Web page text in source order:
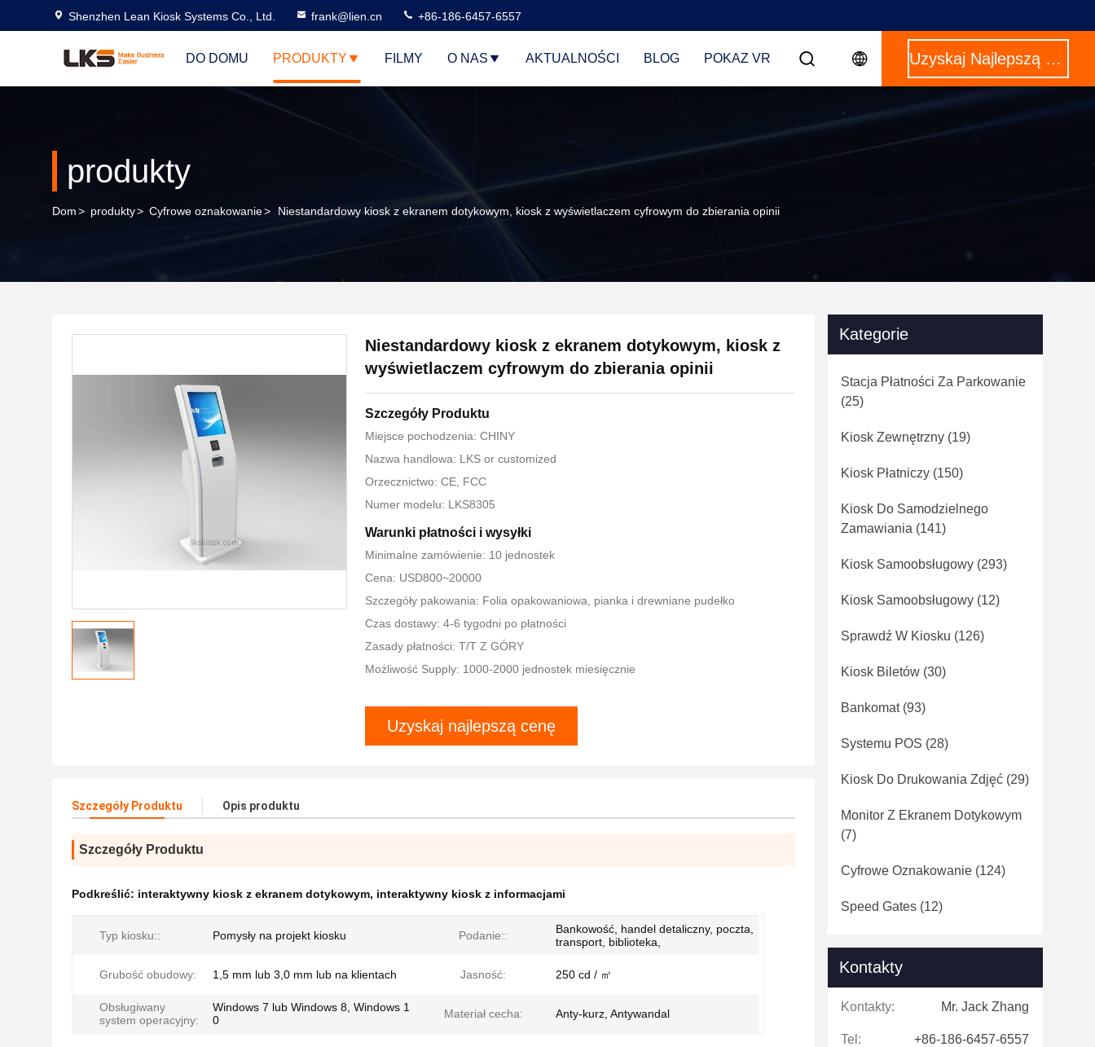
Shenzhen Lean Kiosk Systems Co., Ltd. frank@lien.cn +86-186-6457-6557
DO DOMU PRODUKTY FILMY O NAS AKTUALNOŚCI BLOG POKAZ VR Uzyskaj Najlepszą Cenę
produkty
Dom> produkty> Cyfrowe oznakowanie> Niestandardowy kiosk z ekranem dotykowym, kiosk z wyświetlaczem cyfrowym do zbierania opinii
Niestandardowy kiosk z ekranem dotykowym, kiosk z
wyświetlaczem cyfrowym do zbierania opinii
Szczegóły Produktu
Miejsce pochodzenia: CHINY
Nazwa handlowa: LKS or customized
Orzecznictwo: CE, FCC
Numer modelu: LKS8305
Warunki płatności i wysyłki
Minimalne zamówienie: 10 jednostek
Cena: USD800~20000
Szczegóły pakowania: Folia opakowaniowa, pianka i drewniane pudełko
Czas dostawy: 4-6 tygodni po płatności
Zasady płatności: T/T Z GÓRY
Możliwość Supply: 1000-2000 jednostek miesięcznie
Uzyskaj najlepszą cenę
Szczegóły Produktu Opis produktu
Szczegóły Produktu
Podkreślić: interaktywny kiosk z ekranem dotykowym, interaktywny kiosk z informacjami
Typ kiosku:: Pomysły na projekt kiosku Podanie::
Bankowość, handel detaliczny, poczta,
transport, biblioteka,
Grubość obudowy: 1,5 mm lub 3,0 mm lub na klientach Jasność: 250 cd / ㎡
Obsługiwany
system operacyjny:
Windows 7 lub Windows 8, Windows 1
0
Materiał cecha: Anty-kurz, Antywandal
Kategorie
Stacja Płatności Za Parkowanie
(25)
Kiosk Zewnętrzny (19)
Kiosk Płatniczy (150)
Kiosk Do Samodzielnego
Zamawiania (141)
Kiosk Samoobsługowy (293)
Kiosk Samoobsługowy (12)
Sprawdź W Kiosku (126)
Kiosk Biletów (30)
Bankomat(93)
Systemu POS (28)
Kiosk Do Drukowania Zdjęć (29)
Monitor Z Ekranem Dotykowym
(7)
Cyfrowe Oznakowanie (124)
Speed ​​Gates (12)
Kontakty
Kontakty: Mr. Jack Zhang
Tel: +86-186-6457-6557